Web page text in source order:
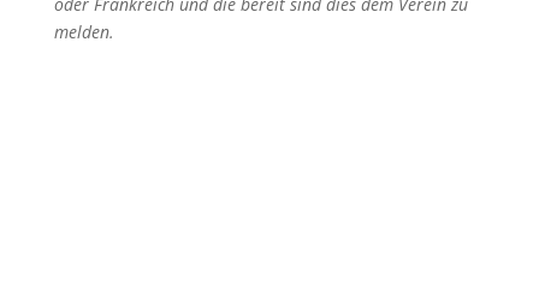
oder Frankreich und die bereit sind dies dem Verein zu
melden.